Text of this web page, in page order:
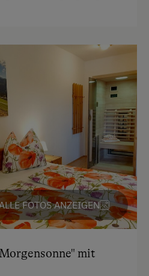
FOTOS ANZEIGEN
mit